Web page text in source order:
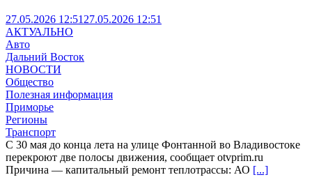
27.05.2026 12:51 27.05.2026 12:51
АКТУАЛЬНО
Авто
Дальний Восток
НОВОСТИ
Общество
Полезная информация
Приморье
Регионы
Транспорт
С 30 мая до конца лета на улице Фонтанной во Владивостоке
перекроют две полосы движения, сообщает otvprim.ru
Причина — капитальный ремонт теплотрассы: АО [...]